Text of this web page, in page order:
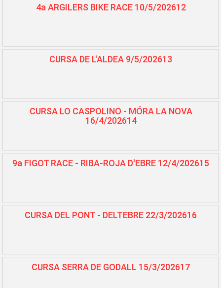
4a ARGILERS BIKE RACE 10/5/202612
CURSA DE L'ALDEA 9/5/202613
CURSA LO CASPOLINO - MÓRA LA NOVA
16/4/202614
9a FIGOT RACE - RIBA-ROJA D'EBRE 12/4/202615
CURSA DEL PONT - DELTEBRE 22/3/202616
CURSA SERRA DE GODALL 15/3/202617